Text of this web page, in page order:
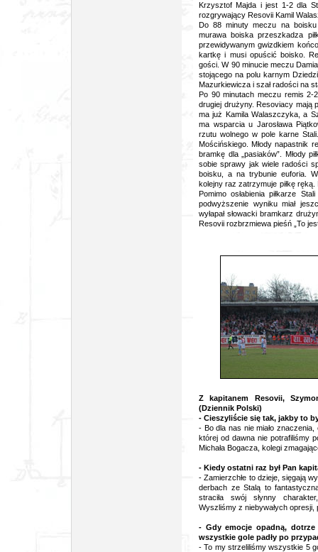
Krzysztof Majda i jest 1-2 dla
rozgrywający Resovii Kamil
Do 88 minuty meczu na
murawa boiska przeszkadza
przewidywanym gwizdkiem
kartkę i musi opuścić boisko.
gości. W 90 minucie meczu
stojącego na polu karnym
Mazurkiewicza i szał radości na
Po 90 minutach meczu remis 2-
drugiej drużyny. Resoviacy mają
ma już Kamila Walaszczyka, a
ma wsparcia u Jarosława
rzutu wolnego w pole karne
Mościńskiego. Młody napastnik
bramkę dla „pasiaków”. Młody
sobie sprawy jak wiele radości
boisku, a na trybunie euforia.
kolejny raz zatrzymuje piłkę
Pomimo osłabienia piłkarze
podwyższenie wyniku miał
wyłapał słowacki bramkarz
Resovii rozbrzmiewa pieśń „To
Z kapitanem Resovii,
(Dziennik Polski)
- Cieszyliście się tak, jakby to
- Bo dla nas nie miało
której od dawna nie potrafiliśmy
Michała Bogacza, kolegi
- Kiedy ostatni raz był Pan
- Zamierzchłe to dzieje, sięgają
derbach ze Stalą to
straciła swój słynny
Wyszliśmy z niebywałych
- Gdy emocje opadną,
wszystkie gole padły po
- To my strzeliliśmy wszystkie 5